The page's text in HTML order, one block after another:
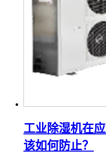
工业除湿机在
该如何防止？